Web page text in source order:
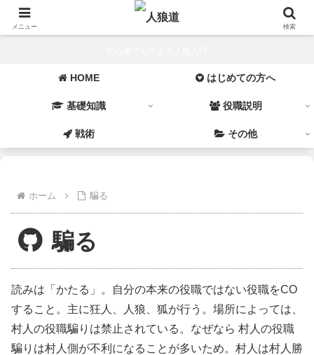
HOME はじめての方へ
基礎知識 役職説明
戦術 その他
ホーム 騙る
騙る
読みは「かたる」。自分の本来の役職ではない役職をCO
すること。主に狂人、人狼、狐が行う。場所によっては、
村人の役職騙りは禁止されている。なぜなら 村人の役職
騙りは村人側が不利になることが多いため。村人は村人勝
メニュー 検索